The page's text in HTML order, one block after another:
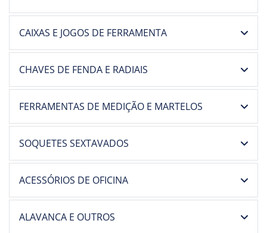
CHAVES DE FENDA E RADIAIS
FERRAMENTAS DE MEDIÇÃO E MARTELOS
SOQUETES SEXTAVADOS
ACESSÓRIOS DE OFICINA
ALAVANCA E OUTROS
REMAN